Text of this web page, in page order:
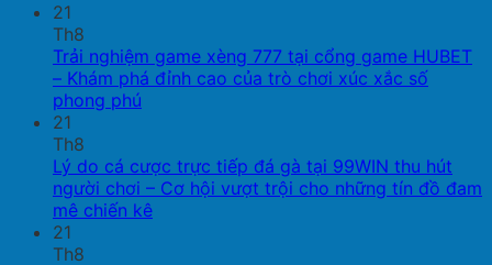
21
Th8
Trải nghiệm game xèng 777 tại cổng game HUBET
– Khám phá đỉnh cao của trò chơi xúc xắc số
phong phú
21
Th8
Lý do cá cược trực tiếp đá gà tại 99WIN thu hút
người chơi – Cơ hội vượt trội cho những tín đồ đam
mê chiến kê
21
Th8